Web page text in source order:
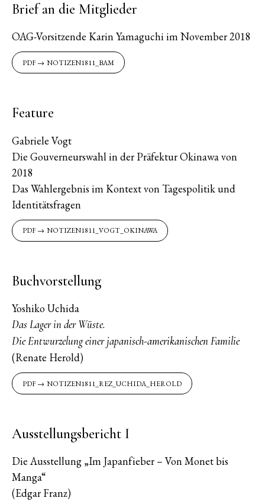
Brief an die Mitglieder
OAG-Vorsitzende Karin Yamaguchi im November 2018
NOTIZEN1811_BAM
Feature
Gabriele Vogt
Die Gouverneurswahl in der Präfektur Okinawa von
2018
Das Wahlergebnis im Kontext von Tagespolitik und
Identitätsfragen
NOTIZEN1811_VOGT_OKINAWA
Buchvorstellung
Yoshiko Uchida
Das Lager in der Wüste.
Die Entwurzelung einer japanisch-amerikanischen Familie
(Renate Herold)
NOTIZEN1811_REZ_UCHIDA_HEROLD
Ausstellungsbericht I
Die Ausstellung „Im Japanfieber – Von Monet bis
Manga“
(Edgar Franz)